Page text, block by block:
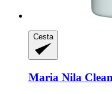
Cesta
Maria Nila